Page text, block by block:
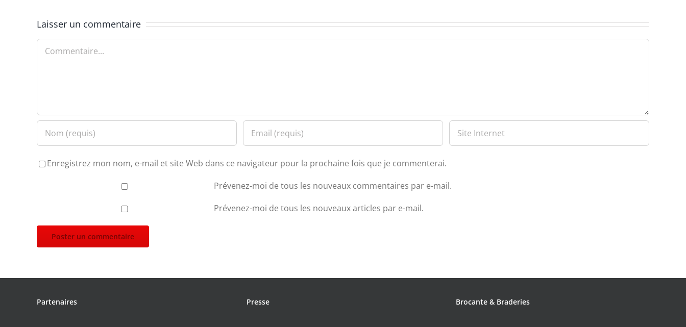
Laisser un commentaire
Commentaire
Enregistrez mon nom, e-mail et site Web dans ce navigateur pour la prochaine fois que je commenterai.
Prévenez-moi de tous les nouveaux commentaires par e-mail.
Prévenez-moi de tous les nouveaux articles par e-mail.
Partenaires Presse Brocante & Braderies